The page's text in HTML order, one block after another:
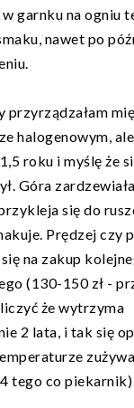
garnku na ogniu
nawet po
przyrządzałam
halogenowym,
roku i myślę że
Góra
się do
Prędzej czy
na zakup
(130-150 zł -
że wytrzyma
2 lata, i tak się
tego co piekarnik)